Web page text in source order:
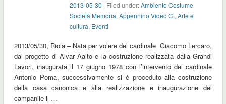
2013-05-30 | Filed under:Ambiente Costume
Società Memoria,Appennino Video C.,Arte e
cultura, Eventi
2013/05/30, Riola – Nata per volere del cardinale Giacomo Lercaro,
dal progetto di Alvar Aalto e la costruzione realizzata dalla Grandi
Lavori, inaugurata il 17 giugno 1978 con l’intervento del cardinale
Antonio Poma, successivamente si è proceduto alla costruzione
della casa canonica e alla realizzazione e inaugurazione del
campanile il …